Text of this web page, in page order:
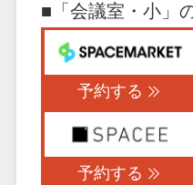
■「会議室・小」
予約する
予約する